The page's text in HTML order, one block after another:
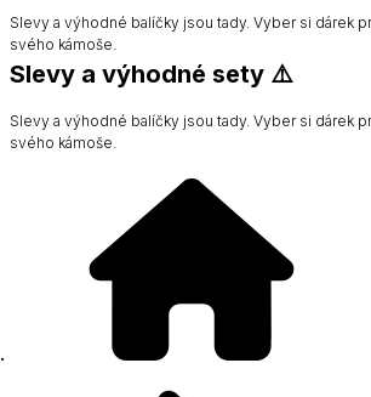
Slevy a výhodné balíčky jsou tady. Vyber si dárek
svého kámoše.
Slevy a výhodné sety ⚠️
Slevy a výhodné balíčky jsou tady. Vyber si dárek
svého kámoše.